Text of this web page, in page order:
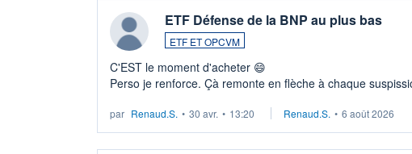
ETF Défense de la BNP au plus bas
ETF ET OPCVM
C'EST le moment d'acheter 😄​
Perso je renforce. Çà remonte en flèche à chaque
par Renaud.S. • 30 avr. • 13:20 Renaud.S. • 6 août 2026